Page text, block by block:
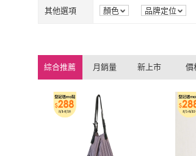
素面
其他選項 顏色 品牌定位
綜合推薦 月銷量 新上市 價